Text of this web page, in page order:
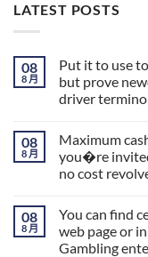
LATEST POSTS
08
8 月
Put it to use
but prove
driver
08
8 月
Maximum
you�re
no cost
08
8 月
You can find
web page or
Gambling